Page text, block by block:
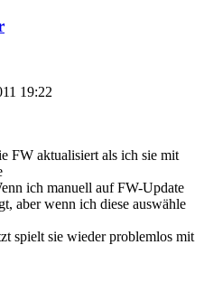
19:22
FW aktualisiert als ich sie mit
ich manuell auf FW-Update
aber wenn ich diese auswähle
spielt sie wieder problemlos mit